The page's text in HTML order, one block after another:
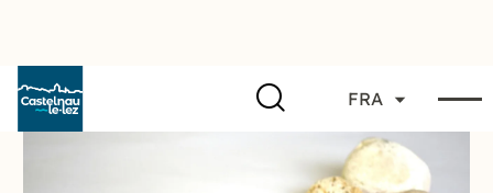
FRA